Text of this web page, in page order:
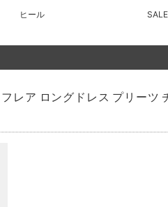
ヒール SALE
レア ロングドレス プリーツ